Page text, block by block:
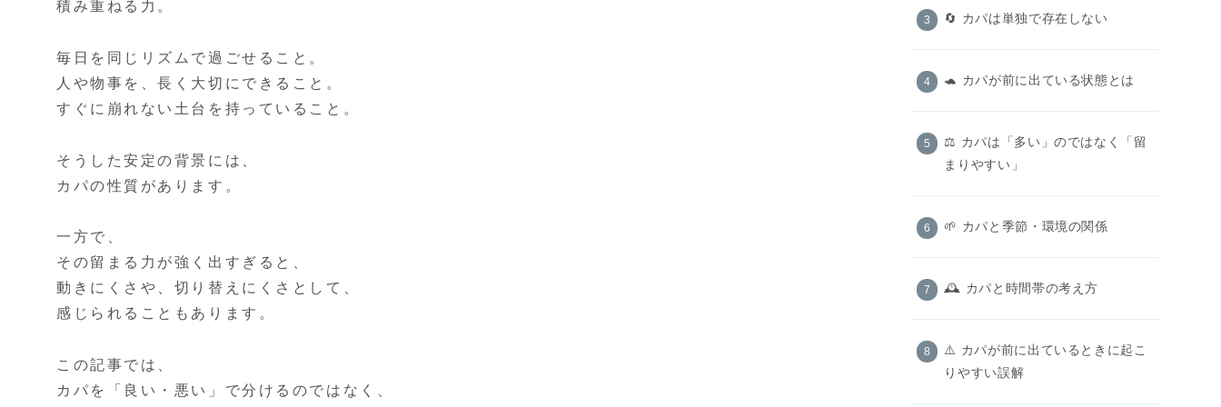
積み重ねる力。
毎日を同じリズムで過ごせること。
人や物事を、長く大切にできること。
すぐに崩れない土台を持っていること。
そうした安定の背景には、
カパの性質があります。
一方で、
その留まる力が強く出すぎると、
動きにくさや、切り替えにくさとして、
感じられることもあります。
この記事では、
カパを「良い・悪い」で分けるのではなく、
🔄 カパは単独で存在しない
🐢 カパが前に出ている状態とは
⚖️ カパは「多い」のではなく「留
まりやすい」
🌱 カパと季節・環境の関係
🕰️ カパと時間帯の考え方
⚠️ カパが前に出ているときに起こ
りやすい誤解